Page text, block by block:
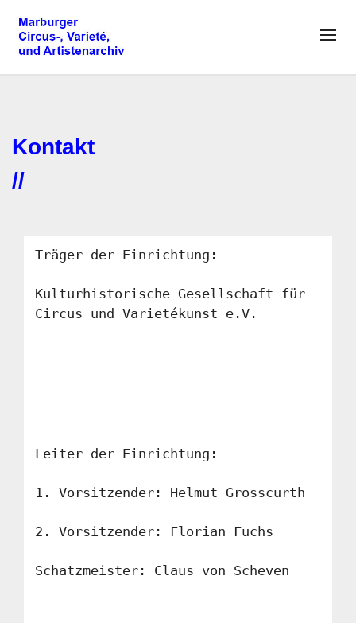
Kontakt
//
Träger der Einrichtung:
Kulturhistorische Gesellschaft für
Circus und Varietékunst e.V.
Leiter der Einrichtung:
1. Vorsitzender: Helmut Grosscurth
2. Vorsitzender: Florian Fuchs
Schatzmeister: Claus von Scheven